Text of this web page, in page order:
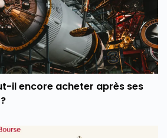
il encore acheter après ses